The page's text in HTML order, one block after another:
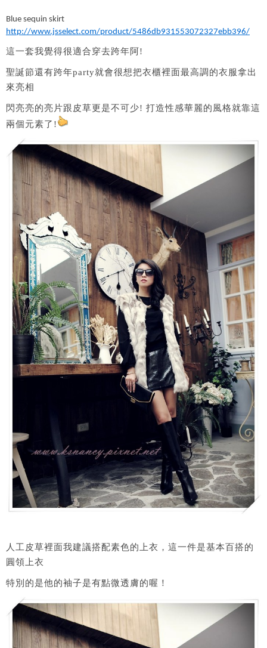
Blue sequin skirt
http://www.jsselect.com/product/5486db931553072327ebb396/
這一套我覺得很適合穿去跨年阿!
聖誕節還有跨年party就會很想把衣櫃裡面最高調的衣服拿出
來亮相
閃亮亮的亮片跟皮草更是不可少! 打造性感華麗的風格就靠這
兩個元素了!
人工皮草裡面我建議搭配素色的上衣，這一件是基本百搭的
圓領上衣
特別的是他的袖子是有點微透膚的喔！